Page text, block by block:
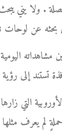
. ولا يني
التي